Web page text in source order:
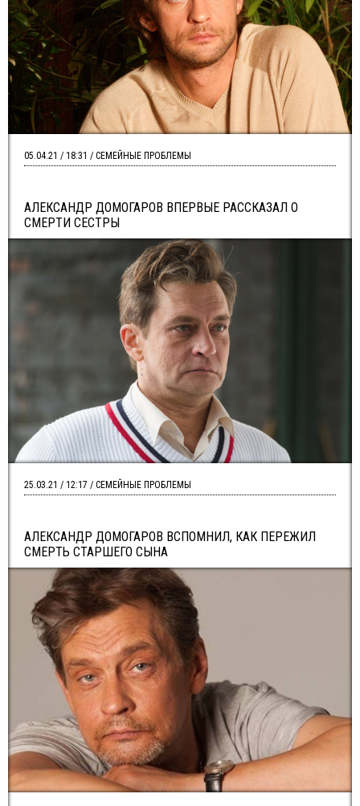
АЛЕКСАНДР ДОМОГАРОВ ВПЕРВЫЕ РАССКАЗАЛ О
СМЕРТИ СЕСТРЫ
05.04.21 / 18:31 / СЕМЕЙНЫЕ ПРОБЛЕМЫ
АЛЕКСАНДР ДОМОГАРОВ ВСПОМНИЛ, КАК ПЕРЕЖИЛ
СМЕРТЬ СТАРШЕГО СЫНА
25.03.21 / 12:17 / СЕМЕЙНЫЕ ПРОБЛЕМЫ